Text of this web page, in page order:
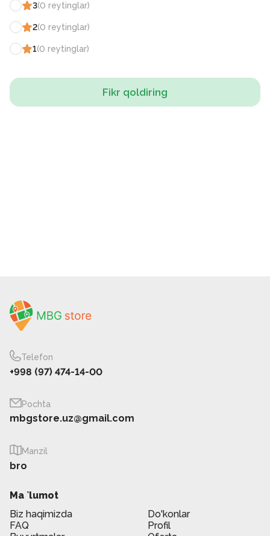
3(0 reytinglar)
2(0 reytinglar)
1(0 reytinglar)
Fikr qoldiring
Telefon
+998 (97) 474-14-00
Pochta
mbgstore.uz@gmail.com
Manzil
bro
Ma `lumot
Biz haqimizda
Do'konlar
FAQ
Profil